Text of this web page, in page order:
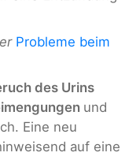
Probleme beim
des Urins
und
Eine neu
auf eine